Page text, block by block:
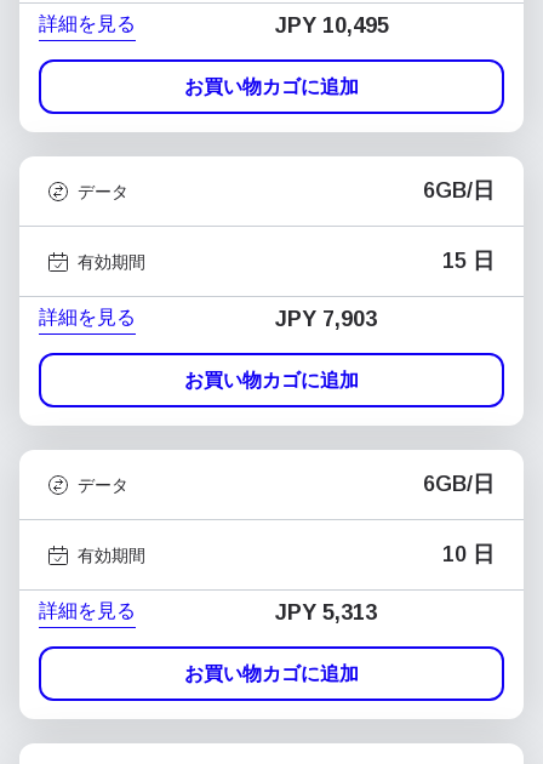
詳細を見る JPY 10,495
お買い物カゴに追加
データ 6GB/日
有効期間 15 日
詳細を見る JPY 7,903
お買い物カゴに追加
データ 6GB/日
有効期間 10 日
詳細を見る JPY 5,313
お買い物カゴに追加